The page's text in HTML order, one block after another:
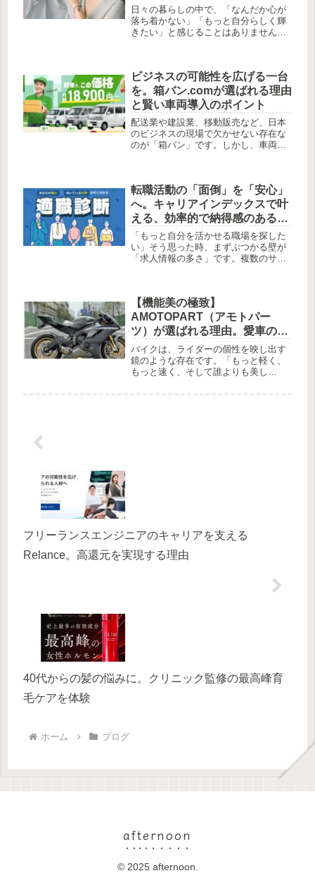
日々の暮らしの中で、「なんだか心が
落ち着かない」「もっと自分らしく輝
きたい」と感じることはありません
変わると思いませんか。2008年にク
リ...
ビジネスの可能性を広げる一台
を。箱バン.comが選ばれる理由
と賢い車両導入のポイント
配送業や建設業、移動販売など、日本
のビジネスの現場で欠かせない存在な
のが「箱バン」です。しかし、車両を
ん。そこで今、注目されているのがビ
ジネ...
転職活動の「面倒」を「安心」
へ。キャリアインデックスで叶
える、効率的で納得感のある仕
事探しのすべて
「もっと自分を活かせる職場を探した
い」そう思った時、まずぶつかる壁が
「求人情報の多さ」です。複数のサイ
疲れてしまいますよね。キャリアイン
デ...
【機能美の極致】
AMOTOPART（アモトパー
ツ）が選ばれる理由。愛車の性
能と美しさを引き出す究極のカ
スタムガイド
バイクは、ライダーの個性を映し出す
鏡のような存在です。「もっと軽く、
もっと速く、そして誰よりも美し
フリーランスエンジニアのキャリアを支える
Relance。高還元を実現する理由
40代からの髪の悩みに。クリニック監修の最高峰育
毛ケアを体験
ホーム ブログ
afternoon
© 2025 afternoon.